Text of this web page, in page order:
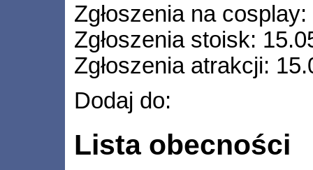
Zgłoszenia na
Zgłoszenia stoisk:
Zgłoszenia atrakcji:
Dodaj do:
Lista obecności